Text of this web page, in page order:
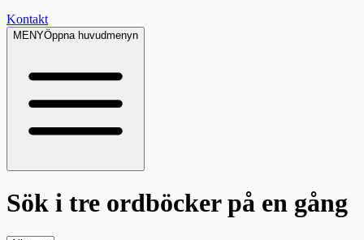
Kontakt
MENYÖppna huvudmenyn
Sök i tre ordböckerpå en gång